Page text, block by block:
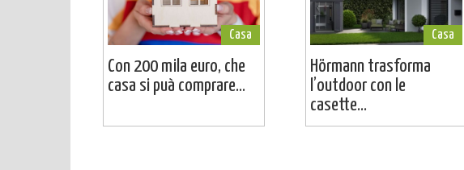
Casa
Con 200 mila euro, che
casa si puà comprare...
Casa
Hörmann trasforma
l’outdoor con le
casette...